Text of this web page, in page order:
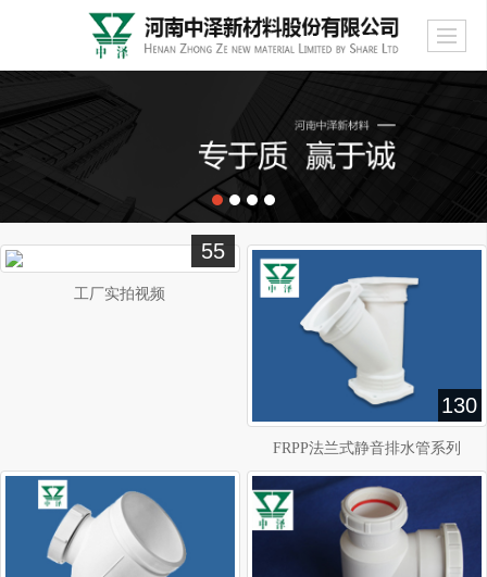
55
工厂实拍视频
130
FRPP法兰式静音排水管系列